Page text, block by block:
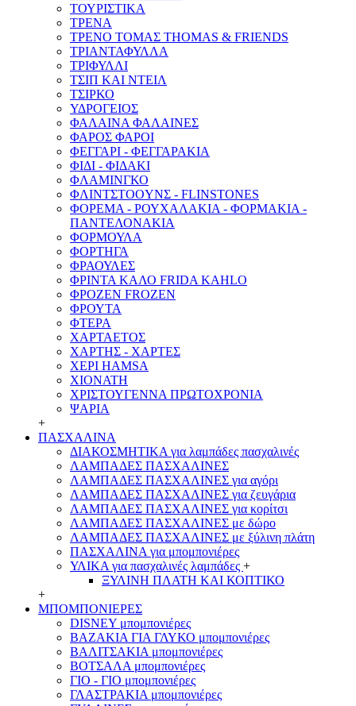
ΤΟΥΡΙΣΤΙΚΑ
ΤΡΕΝΑ
ΤΡΕΝΟ ΤΟΜΑΣ THOMAS & FRIENDS
ΤΡΙΑΝΤΑΦΥΛΛΑ
ΤΡΙΦΥΛΛΙ
ΤΣΙΠ ΚΑΙ ΝΤΕΙΛ
ΤΣΙΡΚΟ
ΥΔΡΟΓΕΙΟΣ
ΦΑΛΑΙΝΑ ΦΑΛΑΙΝΕΣ
ΦΑΡΟΣ ΦΑΡΟΙ
ΦΕΓΓΑΡΙ - ΦΕΓΓΑΡΑΚΙΑ
ΦΙΔΙ - ΦΙΔΑΚΙ
ΦΛΑΜΙΝΓΚΟ
ΦΛΙΝTΣΤΟOYΝΣ - FLINSTONES
ΦΟΡΕΜΑ - ΡΟΥΧΑΛΑΚΙΑ - ΦΟΡΜΑΚΙΑ -
ΠΑΝΤΕΛΟΝΑΚΙΑ
ΦΟΡΜΟΥΛΑ
ΦΟΡΤΗΓΑ
ΦΡΑΟΥΛΕΣ
ΦΡΙΝΤΑ ΚΑΛΟ FRIDA KAHLO
ΦΡΟΖΕΝ FROZEN
ΦΡΟΥΤΑ
ΦΤΕΡΑ
ΧΑΡΤΑΕΤΟΣ
ΧΑΡΤΗΣ - ΧΑΡΤΕΣ
ΧΕΡΙ HAMSA
ΧΙΟΝΑΤΗ
ΧΡΙΣΤΟΥΓΕΝΝΑ ΠΡΩΤΟΧΡΟΝΙΑ
ΨΑΡΙΑ
+
ΠΑΣΧΑΛΙΝΑ
ΔΙΑΚΟΣΜΗΤΙΚΑ για λαμπάδες πασχαλινές
ΛΑΜΠΑΔΕΣ ΠΑΣΧΑΛΙΝΕΣ
ΛΑΜΠΑΔΕΣ ΠΑΣΧΑΛΙΝΕΣ για αγόρι
ΛΑΜΠΑΔΕΣ ΠΑΣΧΑΛΙΝΕΣ για ζευγάρια
ΛΑΜΠΑΔΕΣ ΠΑΣΧΑΛΙΝΕΣ για κορίτσι
ΛΑΜΠΑΔΕΣ ΠΑΣΧΑΛΙΝΕΣ με δώρο
ΛΑΜΠΑΔΕΣ ΠΑΣΧΑΛΙΝΕΣ με ξύλινη πλάτη
ΠΑΣΧΑΛΙΝΑ για μπομπονιέρες
ΥΛΙΚΑ για πασχαλινές λαμπάδες +
ΞΥΛΙΝΗ ΠΛΑΤΗ ΚΑΙ ΚΟΠΤΙΚΟ
+
ΜΠΟΜΠΟΝΙΕΡΕΣ
DISNEY μπομπονιέρες
ΒΑΖΑΚΙΑ ΓΙΑ ΓΛΥΚΟ μπομπονιέρες
ΒΑΛΙΤΣΑΚΙΑ μπομπονιέρες
ΒΟΤΣΑΛΑ μπομπονιέρες
ΓΙΟ - ΓΙΟ μπομπονιέρες
ΓΛΑΣΤΡΑΚΙΑ μπομπονιέρες